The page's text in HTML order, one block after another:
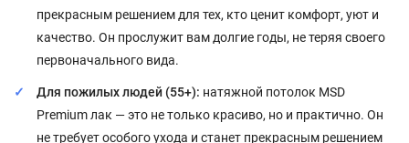
прекрасным решением для тех, кто ценит комфорт, уют и
качество. Он прослужит вам долгие годы, не теряя своего
первоначального вида.
Для пожилых людей (55+): натяжной потолок MSD
Premium лак — это не только красиво, но и практично. Он
не требует особого ухода и станет прекрасным решением